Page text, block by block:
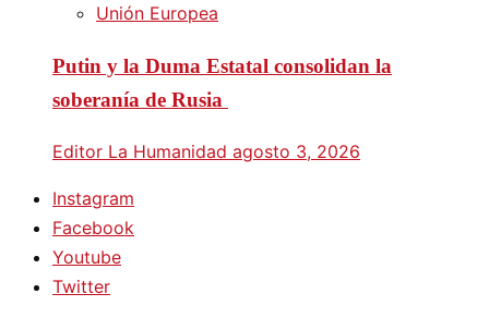
Unión Europea
Putin y la Duma Estatal consolidan la
soberanía de Rusia
Editor La Humanidad agosto 3, 2026
Instagram
Facebook
Youtube
Twitter